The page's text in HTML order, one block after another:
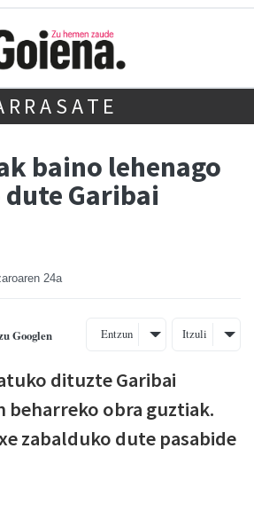
baino lehenago
Garibai
24a
Googlen Entzun Itzuli
dituzte Garibai
beharreko obra guztiak.
zabalduko dute pasabide